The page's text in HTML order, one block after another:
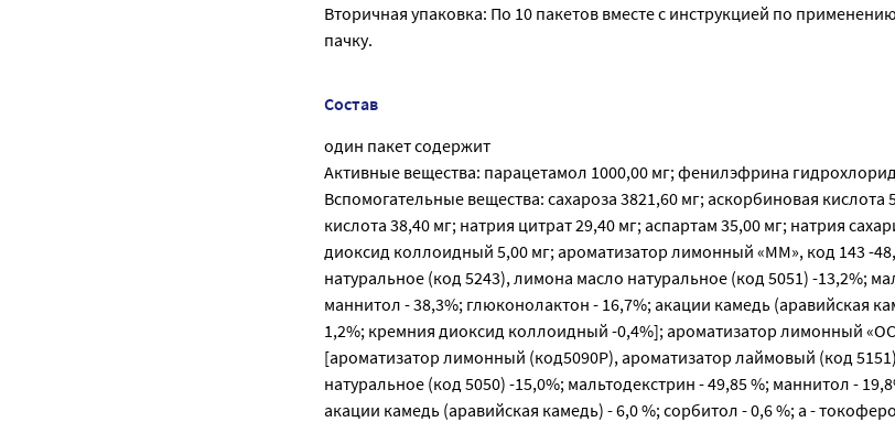
Вторичная упаковка: По 10 пакетов вместе с инструкцией по
пачку.
Состав
один пакет содержит
Активные вещества: парацетамол 1000,00 мг; фенилэфрина
Вспомогательные вещества: сахароза 3821,60 мг; аскорбиновая кислота
кислота 38,40 мг; натрия цитрат 29,40 мг; аспартам 35,00 мг; натрия
диоксид коллоидный 5,00 мг; ароматизатор лимонный «ММ», код 143 -
натуральное (код 5243), лимона масло натуральное (код 5051) -13,2%;
маннитол - 38,3%; глюконолактон - 16,7%; акации камедь (аравийская
1,2%; кремния диоксид коллоидный -0,4%]; ароматизатор лимонный
[ароматизатор лимонный (код5090Р), ароматизатор лаймовый (код
натуральное (код 5050) -15,0%; мальтодекстрин - 49,85 %; маннитол -
акации камедь (аравийская камедь) - 6,0 %; сорбитол - 0,6 %; а -